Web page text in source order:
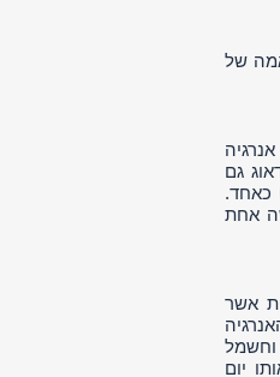
של
גם
כאחד.
אחת
אשר
וחשמל
יום